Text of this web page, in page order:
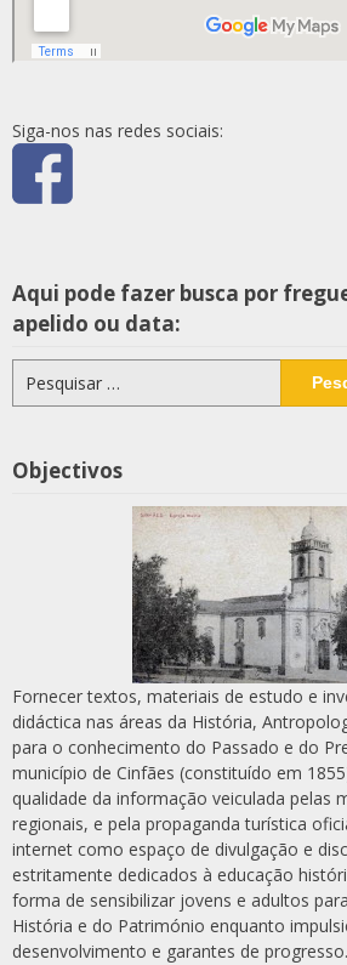
Siga-nos nas redes sociais:
Aqui pode fazer busca por
apelido ou data:
por:
Objectivos
Fornecer textos, materiais de estudo e
didáctica nas áreas da História,
para o conhecimento do Passado e do
município de Cinfães (constituído em
qualidade da informação veiculada pelas
regionais, e pela propaganda turística
internet como espaço de divulgação e
estritamente dedicados à educação
forma de sensibilizar jovens e adultos
História e do Património enquanto
desenvolvimento e garantes de progresso.